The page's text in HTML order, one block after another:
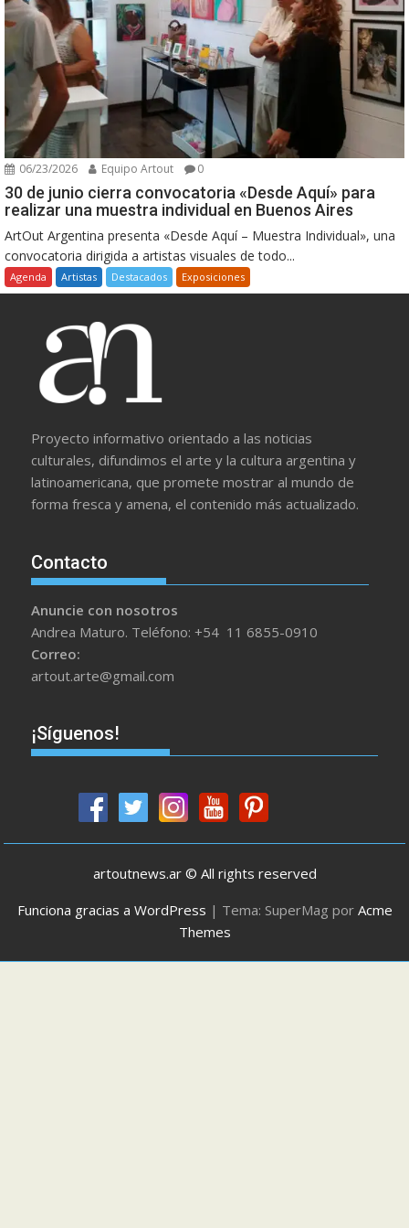
06/23/2026 Equipo Artout 0
30 de junio cierra convocatoria «Desde Aquí» para
realizar una muestra individual en Buenos Aires
ArtOut Argentina presenta «Desde Aquí – Muestra Individual», una
convocatoria dirigida a artistas visuales de todo...
Agenda Artistas Destacados Exposiciones
Proyecto informativo orientado a las noticias
culturales, difundimos el arte y la cultura argentina y
latinoamericana, que promete mostrar al mundo de
forma fresca y amena, el contenido más actualizado.
Contacto
Anuncie con nosotros
Andrea Maturo. Teléfono: +54 11 6855-0910
Correo:
artout.arte@gmail.com
¡Síguenos!
artoutnews.ar © All rights reserved
Funciona gracias a WordPress | Tema: SuperMag por Acme
Themes